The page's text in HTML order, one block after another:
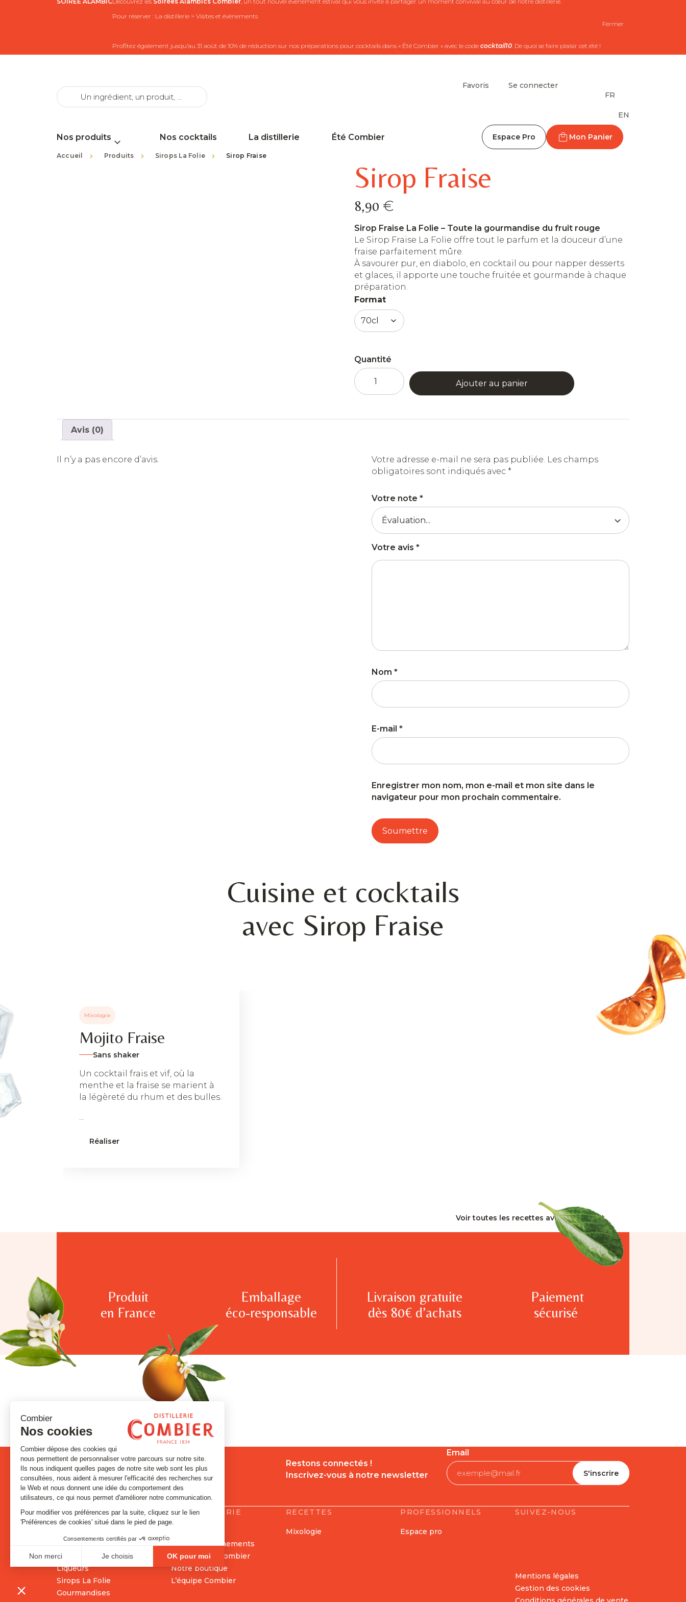
Pour réserver : La distillerie > Visites et événements
Profitez également jusqu’au 31 août de 10% de réduction sur nos préparations pour cocktails dans « Été Combier » avec le code cocktail10. De quoi se faire plaisir cet été !
Fermer
Favoris
Se connecter
FR
EN
Nos produits Nos cocktails La distillerie Été Combier Espace Pro Mon Panier
Accueil > Produits > Sirops La Folie > Sirop Fraise
Sirop Fraise
8,90€
Sirop Fraise La Folie – Toute la gourmandise du fruit rouge
Le Sirop Fraise La Folie offre tout le parfum et la douceur d’une
fraise parfaitement mûre.
À savourer pur, en diabolo, en cocktail ou pour napper desserts
et glaces, il apporte une touche fruitée et gourmande à chaque
préparation.
Format
Quantité
quantité
de
Sirop
Ajouter au panier
Avis (0)
Il n’y a pas encore d’avis. Votre adresse e-mail ne sera pas publiée. Les champs
obligatoires sont indiqués avec *
Votre note*
Votre avis*
Nom*
E-mail*
Enregistrer mon nom, mon e-mail et mon site dans le
navigateur pour mon prochain commentaire.
Cuisine et cocktails
avec Sirop Fraise
Mixologie
Mojito Fraise
Sans shaker
Un cocktail frais et vif, où la
menthe et la fraise se marient à
la légèreté du rhum et des bulles.
...
Réaliser
Voir toutes les recettes avec ce produit
Produit
en France
Emballage
éco-responsable
Livraison gratuite
dès 80€ d’achats
Paiement
sécurisé
Restons connectés !
Inscrivez-vous à notre newsletter
Email
PRODUITS
Absinthes et Anisés
Gins & Vodka
Liqueurs
Sirops La Folie
Gourmandises
LA DISTILLERIE
Visites et événements
L’histoire de Combier
Notre boutique
L’équipe Combier
RECETTES
Mixologie
PROFESSIONNELS
Espace pro
SUIVEZ-NOUS
Mentions légales
Gestion des cookies